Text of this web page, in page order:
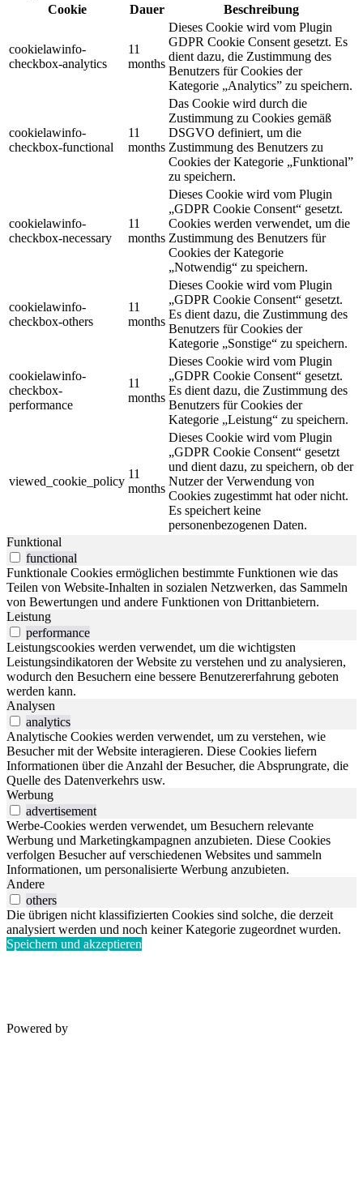
Cookie
Dauer Beschreibung
cookielawinfo-
checkbox-analytics
11
months
Dieses Cookie wird vom Plugin
GDPR Cookie Consent gesetzt. Es
dient dazu, die Zustimmung des
Benutzers für Cookies der
Kategorie „Analytics” zu speichern.
cookielawinfo-
checkbox-functional
11
months
Das Cookie wird durch die
Zustimmung zu Cookies gemäß
DSGVO definiert, um die
Zustimmung des Benutzers zu
Cookies der Kategorie „Funktional”
zu speichern.
cookielawinfo-
checkbox-necessary
11
months
Dieses Cookie wird vom Plugin
„GDPR Cookie Consent“ gesetzt.
Cookies werden verwendet, um die
Zustimmung des Benutzers für
Cookies der Kategorie
„Notwendig“ zu speichern.
cookielawinfo-
checkbox-others
11
months
Dieses Cookie wird vom Plugin
„GDPR Cookie Consent“ gesetzt.
Es dient dazu, die Zustimmung des
Benutzers für Cookies der
Kategorie „Sonstige“ zu speichern.
cookielawinfo-
checkbox-
performance
11
months
Dieses Cookie wird vom Plugin
„GDPR Cookie Consent“ gesetzt.
Es dient dazu, die Zustimmung des
Benutzers für Cookies der
Kategorie „Leistung“ zu speichern.
viewed_cookie_policy
11
months
Dieses Cookie wird vom Plugin
„GDPR Cookie Consent“ gesetzt
und dient dazu, zu speichern, ob der
Nutzer der Verwendung von
Cookies zugestimmt hat oder nicht.
Es speichert keine
personenbezogenen Daten.
Funktional
functional
Funktionale Cookies ermöglichen bestimmte Funktionen wie das
Teilen von Website-Inhalten in sozialen Netzwerken, das Sammeln
von Bewertungen und andere Funktionen von Drittanbietern.
Leistung
performance
Leistungscookies werden verwendet, um die wichtigsten
Leistungsindikatoren der Website zu verstehen und zu analysieren,
wodurch den Besuchern eine bessere Benutzererfahrung geboten
werden kann.
Analysen
analytics
Analytische Cookies werden verwendet, um zu verstehen, wie
Besucher mit der Website interagieren. Diese Cookies liefern
Informationen über die Anzahl der Besucher, die Absprungrate, die
Quelle des Datenverkehrs usw.
Werbung
advertisement
Werbe-Cookies werden verwendet, um Besuchern relevante
Werbung und Marketingkampagnen anzubieten. Diese Cookies
verfolgen Besucher auf verschiedenen Websites und sammeln
Informationen, um personalisierte Werbung anzubieten.
Andere
others
Die übrigen nicht klassifizierten Cookies sind solche, die derzeit
analysiert werden und noch keiner Kategorie zugeordnet wurden.
Speichern und akzeptieren
Powered by